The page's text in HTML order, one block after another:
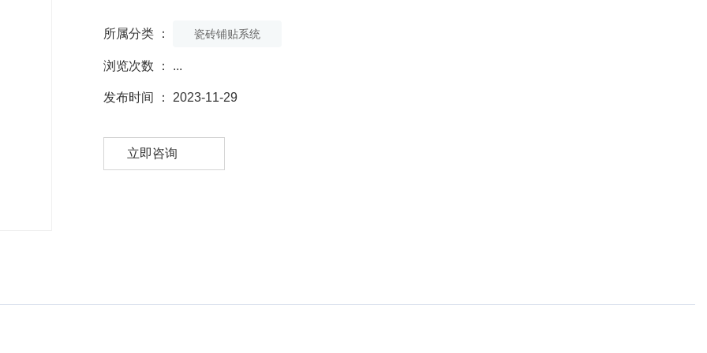
所属分类 ： 瓷砖铺贴系统
浏览次数 ： ...
发布时间 ： 2023-11-29
立即咨询